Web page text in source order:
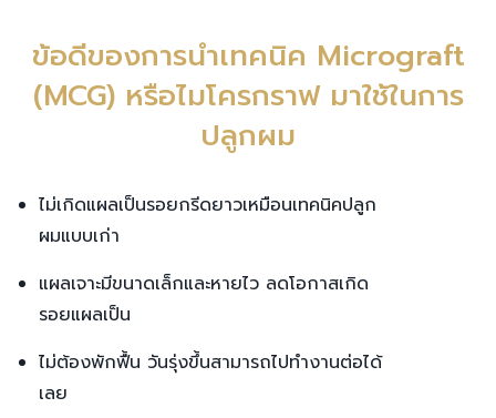
ข้อดีของการนำเทคนิค Micrograft
(MCG) หรือไมโครกราฟ มาใช้ในการ
ปลูกผม
ไม่เกิดแผลเป็นรอยกรีดยาวเหมือนเทคนิคปลูก
ผมแบบเก่า
แผลเจาะมีขนาดเล็กและหายไว ลดโอกาสเกิด
รอยแผลเป็น
ไม่ต้องพักฟื้น วันรุ่งขึ้นสามารถไปทำงานต่อได้
เลย